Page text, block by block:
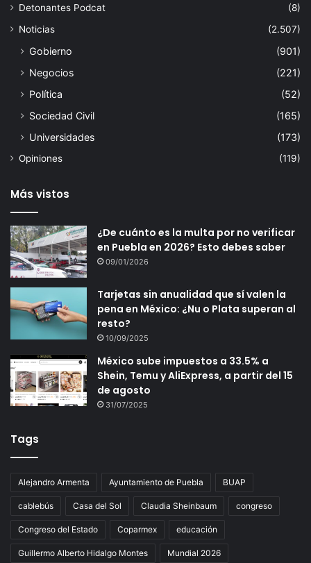
Detonantes Podcat
(8)
Noticias
(2.507)
Gobierno
(901)
Negocios
(221)
Política
(52)
Sociedad Civil
(165)
Universidades
(173)
Opiniones (119)
Más vistos
¿De cuánto es la multa por no verificar
en Puebla en 2026? Esto debes saber
09/01/2026
Tarjetas sin anualidad que sí valen la
pena en México: ¿Nu o Plata superan al
resto?
10/09/2025
México sube impuestos a 33.5% a
Shein, Temu y AliExpress, a partir del 15
de agosto
31/07/2025
Tags
Alejandro Armenta Ayuntamiento de Puebla BUAP
cablebús Casa del Sol Claudia Sheinbaum congreso
Congreso del Estado Coparmex educación
Guillermo Alberto Hidalgo Montes Mundial 2026